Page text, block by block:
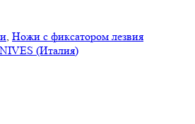
Ножи с фиксатором лезвия
(Италия)